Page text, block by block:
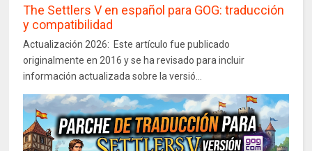
The Settlers V en español para GOG: traducción
y compatibilidad
Actualización 2026: Este artículo fue publicado
originalmente en 2016 y se ha revisado para incluir
información actualizada sobre la versió...